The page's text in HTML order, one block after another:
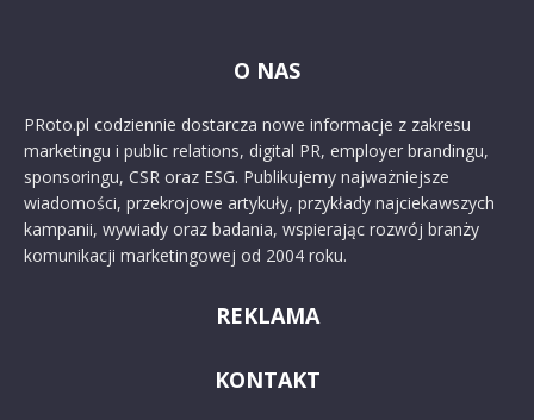
O NAS
PRoto.pl codziennie dostarcza nowe informacje z zakresu
marketingu i public relations, digital PR, employer brandingu,
sponsoringu, CSR oraz ESG. Publikujemy najważniejsze
wiadomości, przekrojowe artykuły, przykłady najciekawszych
kampanii, wywiady oraz badania, wspierając rozwój branży
komunikacji marketingowej od 2004 roku.
REKLAMA
KONTAKT